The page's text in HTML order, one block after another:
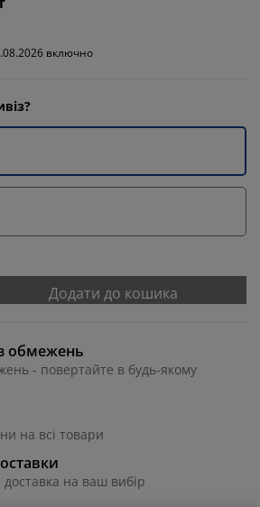
включно
Додати до кошика
обмежень
- повертайте в будь-якому
на всі товари
на ваш вибір